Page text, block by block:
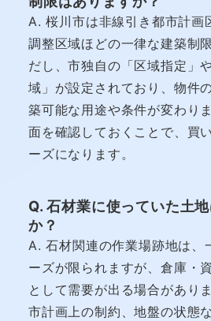
A. 桜川市は非線引き都市計画
調整区域ほどの一律な建築制
だし、市独自の「区域指定」
域」が設定されており、物件
築可能な用途や条件が変わり
面を確認しておくことで、買
ーズになります。
Q. 石材業に使っていた土
か？
A. 石材関連の作業場跡地は、
ーズが限られますが、倉庫・
として需要が出る場合があり
市計画上の制約、地盤の状態